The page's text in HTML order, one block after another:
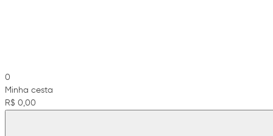
0
Minha cesta
R$ 0,00